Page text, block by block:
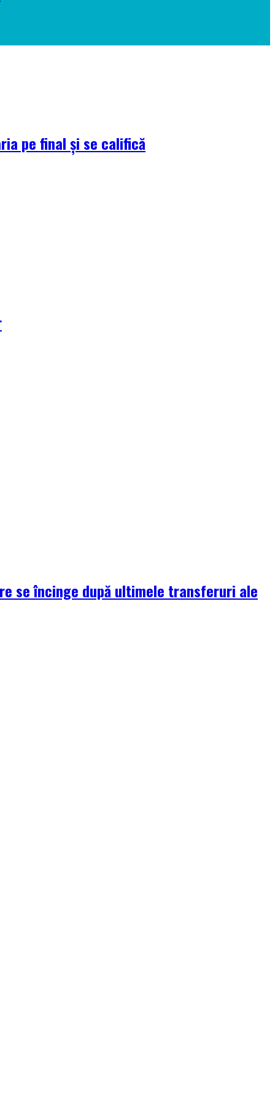
pe final și se califică
se încinge după ultimele transferuri ale